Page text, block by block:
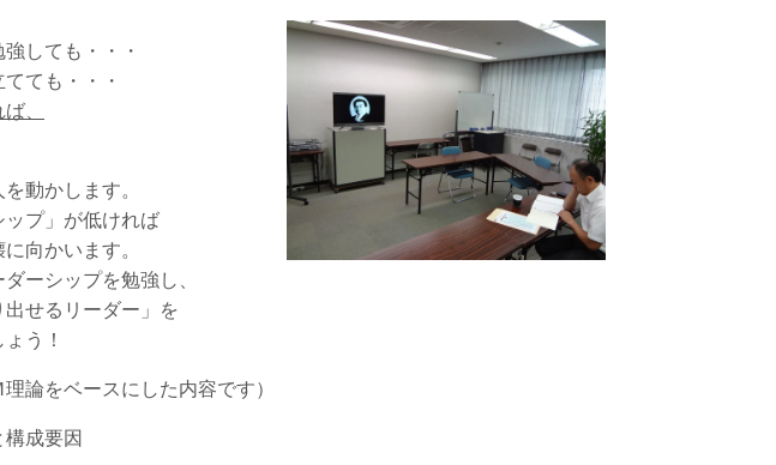
しても・・・
ても・・・
、
動かします。
プ」が低ければ
向かいます。
ーシップを勉強し、
せるリーダー」を
う！
論をベースにした内容です）
成要因